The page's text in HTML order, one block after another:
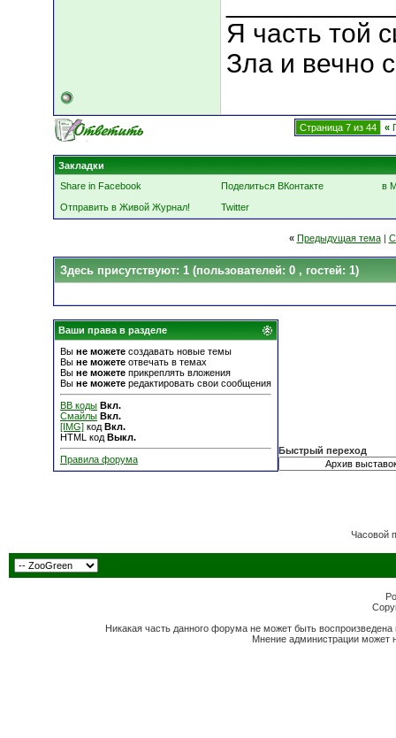
Я часть той
Зла и вечно
Страница 7 из 44 «
Закладки
Share in Facebook
Поделиться ВКонтакте
в
Отправить в Живой Журнал!
Twitter
« Предыдущая тема|
Здесь присутствуют: 1 (пользователей: 0 , гостей: 1)
Ваши права в разделе
Вы не можете создавать новые темы
Вы не можете отвечать в темах
Вы не можете прикреплять вложения
Вы не можете редактировать свои сообщения
BB коды Вкл.
Смайлы Вкл.
[IMG] код Вкл.
HTML код Выкл.
Правила форума
Быстрый переход
Часовой
Никакая часть данного форума не может быть
Мнение администрации может